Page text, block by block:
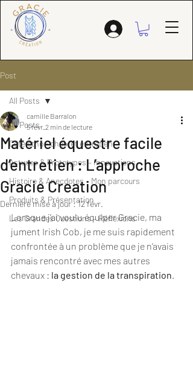
Post
All Posts
Coté étho - choix et entretien
Astuces & Prototypes – Innovations
Histoire & Anecdotes – Mon parcours
Produits & Présentation
Les Grandes Questions – Réflexions
All Posts
Matériel équestre facile
d’entretien : L’approche
Gracie Creation
camille Barralon
5 févr. 2 min de lecture
Dernière mise à jour :12 févr.
Lorsque j’ai voulu équiper Gracie, ma
jument Irish Cob, je me suis rapidement
confrontée à un problème que je n’avais
jamais rencontré avec mes autres
chevaux : la gestion de la transpiration